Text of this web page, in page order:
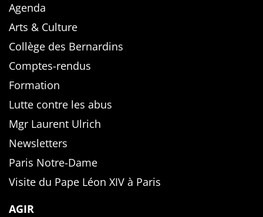
Agenda
Arts & Culture
Collège des Bernardins
Comptes-rendus
Formation
Lutte contre les abus
Mgr Laurent Ulrich
Newsletters
Paris Notre-Dame
Visite du Pape Léon XIV à Paris
AGIR